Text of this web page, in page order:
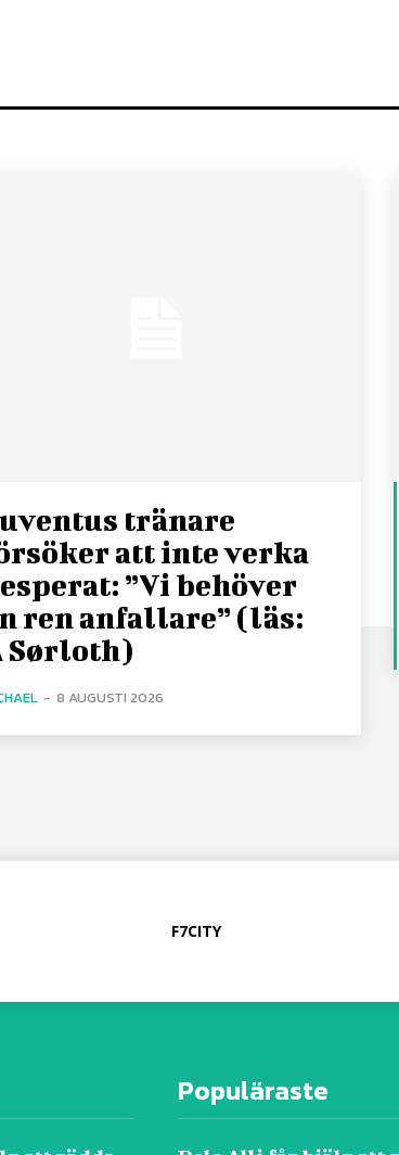
tränare
att inte verka
”Vi behöver
ren anfallare” (läs:
Sørloth)
- 8 AUGUSTI 2026
F7CITY
Populäraste